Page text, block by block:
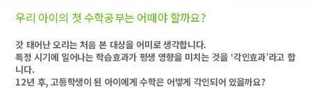
우리 아이의 첫 수학공부는 어때야 할까요?
갓 태어난 오리는 처음 본 대상을 어미로 생각합니다.
특정 시기에 일어나는 학습효과가 평생 영향을 미치는 것을 ‘각인효과’라고 합
니다.
12년 후,고등학생이 된 아이에게 수학은 어떻게 각인되어 있을까요?